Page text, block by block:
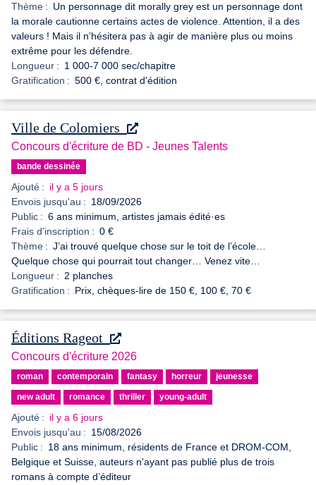
Thème : Un personnage dit morally grey est un personnage dont
la morale cautionne certains actes de violence. Attention, il a des
valeurs ! Mais il n’hésitera pas à agir de manière plus ou moins
extrême pour les défendre.
Longueur : 1 000-7 000 sec/chapitre
Gratification : 500 €, contrat d'édition
Ville de Colomiers
Concours d'écriture de BD - Jeunes Talents
bande dessinée
Ajouté : il y a 5 jours
Envois jusqu'au : 18/09/2026
Public : 6 ans minimum, artistes jamais édité·es
Frais d'inscription : 0 €
Thème : J’ai trouvé quelque chose sur le toit de l’école…
Quelque chose qui pourrait tout changer… Venez vite…
Longueur : 2 planches
Gratification : Prix, chèques-lire de 150 €, 100 €, 70 €
Éditions Rageot
Concours d'écriture 2026
roman contemporain fantasy horreur jeunesse
new adult romance thriller young-adult
Ajouté : il y a 6 jours
Envois jusqu'au : 15/08/2026
Public : 18 ans minimum, résidents de France et DROM-COM,
Belgique et Suisse, auteurs n'ayant pas publié plus de trois
romans à compte d’éditeur